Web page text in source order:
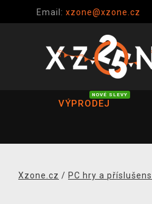
Email: xzone@xzone.cz
VÝPRODEJ
NOVÉ SLEVY
Xzone.cz / PC hry a